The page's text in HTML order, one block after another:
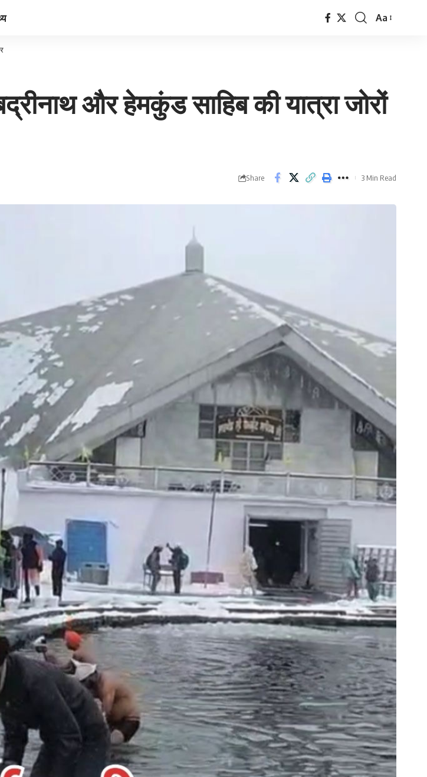
Font
Aa
और हेमकुंड साहिब की यात्रा जोरों
Share 3 Min Read